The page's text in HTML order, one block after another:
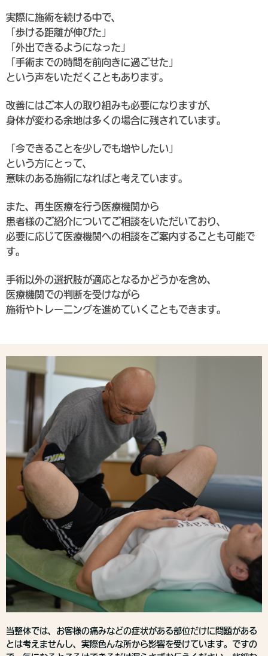
実際に施術を続ける中で、
「歩ける距離が伸びた」
「外出できるようになった」
「手術までの時間を前向きに過ごせた」
という声をいただくこともあります。
改善にはご本人の取り組みも必要になりますが、
身体が変わる余地は多くの場合に残されています。
「今できることを少しでも増やしたい」
という方にとって、
意味のある施術になればと考えています。
また、再生医療を行う医療機関から
患者様のご紹介についてご相談をいただいており、
必要に応じて医療機関への相談をご案内することも可能で
す。
手術以外の選択肢が適応となるかどうかを含め、
医療機関での判断を受けながら
施術やトレーニングを進めていくこともできます。
当整体では、お客様の痛みなどの症状がある部位だけに問題がある
とは考えませんし、実際色んな所から影響を受けています。ですの